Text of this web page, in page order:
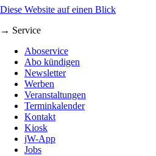
Diese Website auf einen Blick
→ Service
Aboservice
Abo kündigen
Newsletter
Werben
Veranstaltungen
Terminkalender
Kontakt
Kiosk
jW-App
Jobs